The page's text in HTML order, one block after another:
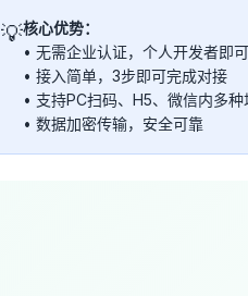
💡核心优势：
• 无需企业认证，个人开发者即
• 接入简单，3步即可完成对接
• 支持PC扫码、H5、微信内多种
• 数据加密传输，安全可靠